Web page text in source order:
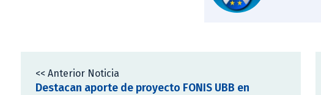
<< Anterior Noticia
Destacan aporte de proyecto FONIS UBB en